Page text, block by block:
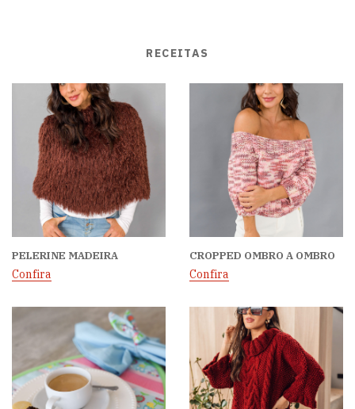
RECEITAS
PELERINE MADEIRA
Confira
CROPPED OMBRO A OMBRO
Confira